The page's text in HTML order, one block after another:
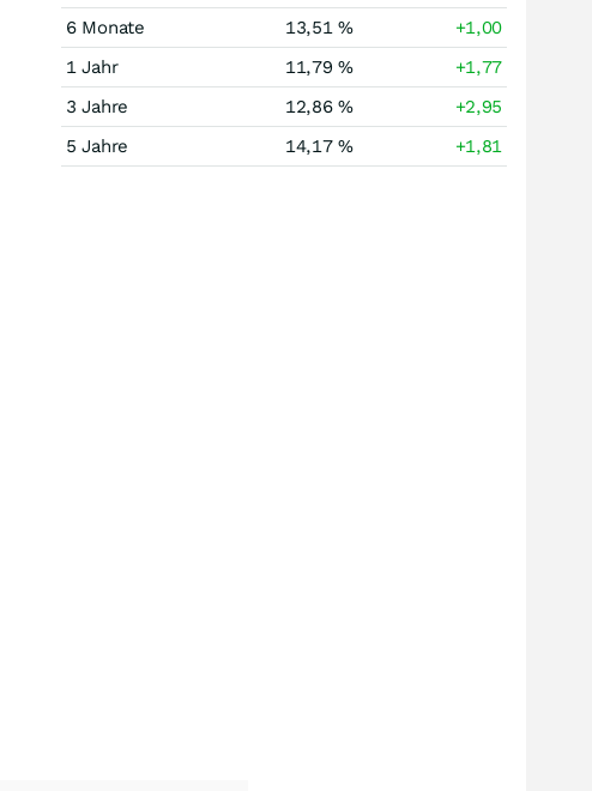
6 Monate
13,51 %
+1,00
1 Jahr
11,79 %
+1,77
3 Jahre
12,86 %
+2,95
5 Jahre
14,17 % +1,81